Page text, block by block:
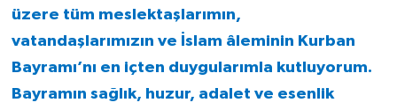
üzere tüm meslektaşlarımın,
vatandaşlarımızın ve İslam âleminin Kurban
Bayramı’nı en içten duygularımla kutluyorum.
Bayramın sağlık, huzur, adalet ve esenlik